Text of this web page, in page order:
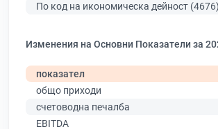
По код на икономическа дейност (4676)
Изменения на Основни Показатели за
показател
общо приходи
счетоводна печалба
EBITDA